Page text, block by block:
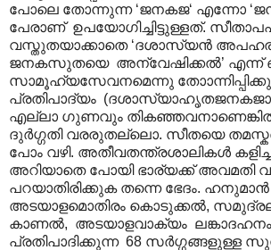
പോലെ തോന്നുന്ന ‘ജനകജ‘ എന്നോ
പേരാണ് ഉപയോഗിച്ചിട്ടുള്ളത്.
വസ്തുതയാക്കാതെ ‘ദശാസ്യൻ
ജനകസുതയെ അന്വേഷിക്കൽ’ എന്ന്
സാമൂഹ്യസേവനമെന്നു
പ്രതിപാദ്യം
എല്ലാ ഗുണവും
ദുർഗ്ഗതി വരരുതല്ലൊ. സീതയെ
പോം വഴി. അതീവതന്ത്രശാലികൾ
അറിയാതെ പോയി ഭാര്യക്ക് അവമതി
പറയാതിരിക്കുക തന്നെ ഭേദം.
അടയാളമൊതിരം കൊടുക്കൽ,
കാണൽ, അടയാളവാക്യം
പ്രതിപാദിക്കുന്ന 68 സർഗ്ഗങ്ങളുള്ള